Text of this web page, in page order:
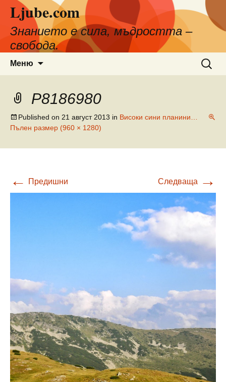
съдържанието
Ljube.com
Знанието е сила, мъдростта –
свобода.
Меню
за:
P8186980
Published on 21 август 2013 in Високи сини планини…
Пълен размер (960 × 1280)
← Предишни Следваща →